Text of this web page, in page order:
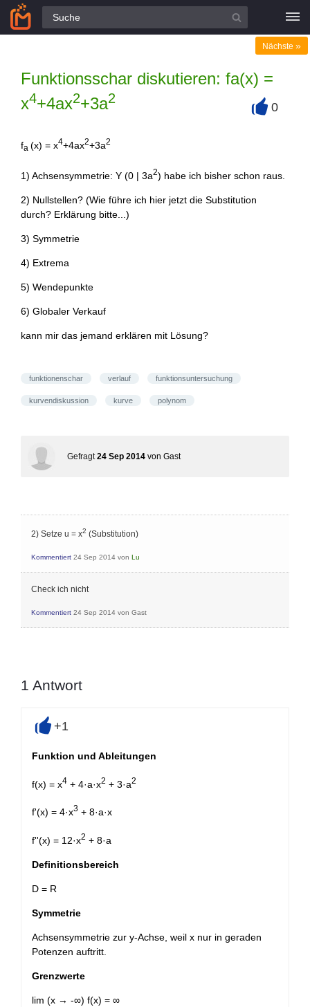
Alle Fragen
Funktionsschar diskutieren: fa(x) =
x4+4ax2+3a2
Nächste »
0
fa (x) = x4+4ax2+3a2
1) Achsensymmetrie: Y (0 | 3a2) habe ich bisher schon raus.
2) Nullstellen? (Wie führe ich hier jetzt die Substitution
durch? Erklärung bitte...)
3) Symmetrie
4) Extrema
5) Wendepunkte
6) Globaler Verkauf
kann mir das jemand erklären mit Lösung?
funktionenschar verlauf funktionsuntersuchung
kurvendiskussion kurve polynom
Gefragt 24 Sep 2014 von Gast
2) Setze u = x2 (Substitution)
Kommentiert 24 Sep 2014 von Lu
Check ich nicht
Kommentiert 24 Sep 2014 von Gast
1 Antwort
+1
Funktion und Ableitungen
f(x) = x4 + 4·a·x2 + 3·a2
f'(x) = 4·x3 + 8·a·x
f''(x) = 12·x2 + 8·a
Definitionsbereich
D = R
Symmetrie
Achsensymmetrie zur y-Achse, weil x nur in geraden
Potenzen auftritt.
Grenzwerte
lim (x → -∞) f(x) = ∞